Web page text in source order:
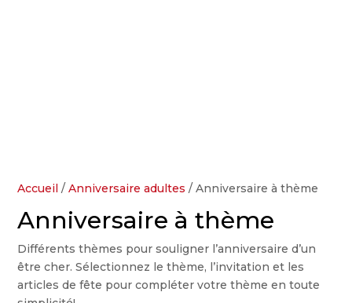
Accueil /Anniversaire adultes / Anniversaire à thème
Anniversaire à thème
Différents thèmes pour souligner l’anniversaire d’un
être cher. Sélectionnez le thème, l’invitation et les
articles de fête pour compléter votre thème en toute